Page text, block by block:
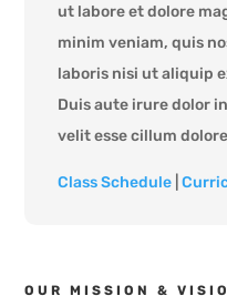
ut labore et dolore
minim veniam, quis
laboris nisi ut aliquip
Duis aute irure dolor
velit esse cillum
Class Schedule |
OUR MISSION &